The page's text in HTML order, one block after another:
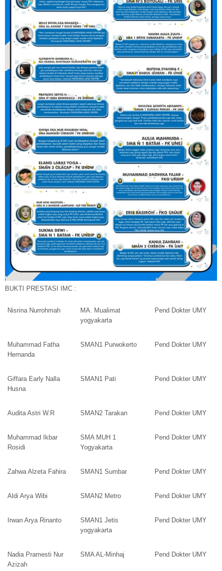
BUKTI PRESTASI IMC :
Nisrina Nurrohmah
MA. Mualimat
yogyakarta
Pend Dokter UMY
Muhammad Fatha
Hernanda
SMAN1 Purwokerto Pend Dokter UMY
Giffara Early Nalla
Husna
SMAN1 Pati Pend Dokter UMY
Audita Astri W.R SMAN2 Tarakan Pend Dokter UMY
Muhammad Ikbar
Rosidi
SMA MUH 1
Yogyakarta
Pend Dokter UMY
Zahwa Alzeta Fahira SMAN1 Sumbar Pend Dokter UMY
Aldi Arya Wibi SMAN2 Metro Pend Dokter UMY
Irwan Arya Rinanto
SMAN1 Jetis
yogyakarta
Pend Dokter UMY
Nadia Pramesti Nur
Azizah
SMA AL-Minhaj Pend Dokter UMY